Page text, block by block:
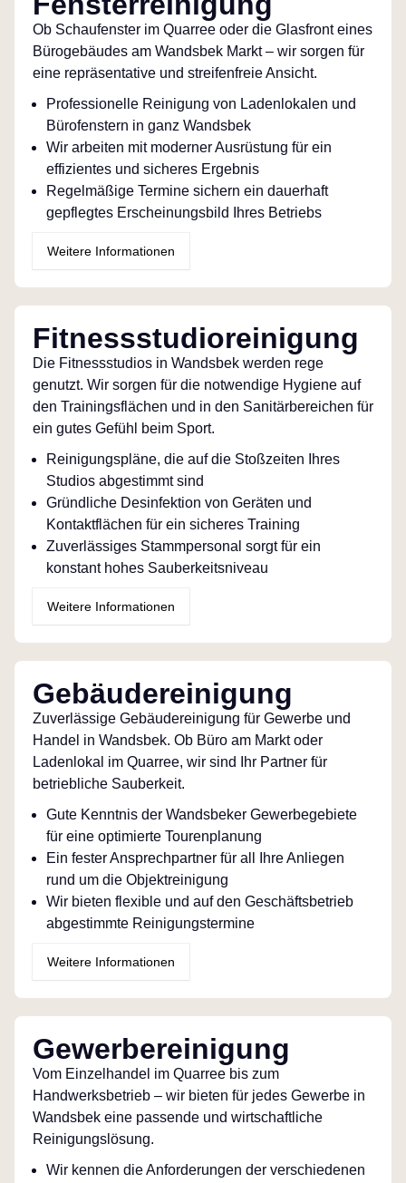
Ob Schaufenster im Quarree oder die Glasfront eines
Bürogebäudes am Wandsbek Markt – wir sorgen für
eine repräsentative und streifenfreie Ansicht.
Professionelle Reinigung von Ladenlokalen und
Bürofenstern in ganz Wandsbek
Wir arbeiten mit moderner Ausrüstung für ein
effizientes und sicheres Ergebnis
Regelmäßige Termine sichern ein dauerhaft
gepflegtes Erscheinungsbild Ihres Betriebs
Weitere Informationen
Fitnessstudioreinigung
Die Fitnessstudios in Wandsbek werden rege
genutzt. Wir sorgen für die notwendige Hygiene auf
den Trainingsflächen und in den Sanitärbereichen für
ein gutes Gefühl beim Sport.
Reinigungspläne, die auf die Stoßzeiten Ihres
Studios abgestimmt sind
Gründliche Desinfektion von Geräten und
Kontaktflächen für ein sicheres Training
Zuverlässiges Stammpersonal sorgt für ein
konstant hohes Sauberkeitsniveau
Weitere Informationen
Gebäudereinigung
Zuverlässige Gebäudereinigung für Gewerbe und
Handel in Wandsbek. Ob Büro am Markt oder
Ladenlokal im Quarree, wir sind Ihr Partner für
betriebliche Sauberkeit.
Gute Kenntnis der Wandsbeker Gewerbegebiete
für eine optimierte Tourenplanung
Ein fester Ansprechpartner für all Ihre Anliegen
rund um die Objektreinigung
Wir bieten flexible und auf den Geschäftsbetrieb
abgestimmte Reinigungstermine
Weitere Informationen
Gewerbereinigung
Vom Einzelhandel im Quarree bis zum
Handwerksbetrieb – wir bieten für jedes Gewerbe in
Wandsbek eine passende und wirtschaftliche
Reinigungslösung.
Wir kennen die Anforderungen der verschiedenen